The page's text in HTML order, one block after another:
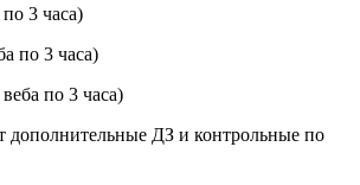
3 часа)
по 3 часа)
по 3 часа)
дополнительные ДЗ и контрольные по